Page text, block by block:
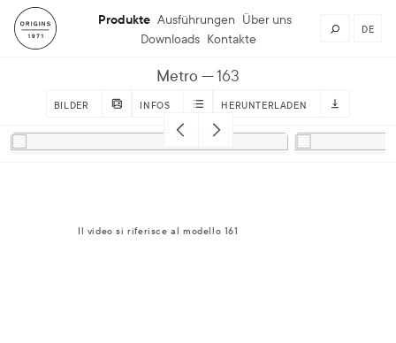
Produkte Ausführungen Über uns
Downloads Kontakte
DE
Metro 163
BILDER INFOS HERUNTERLADEN
Il video si riferisce al modello 161